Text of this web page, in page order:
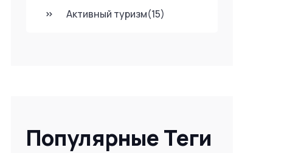
Активный туризм(15)
Популярные Теги